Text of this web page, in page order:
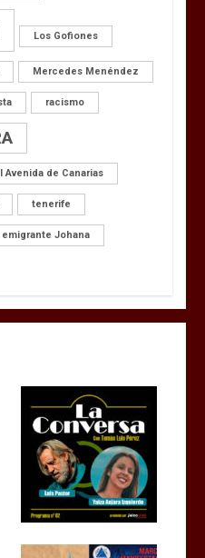
Los Gofiones
Mercedes Menéndez
racismo
de Canarias
tenerife
emigrante Johana